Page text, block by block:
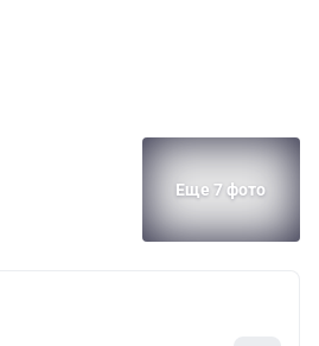
Еще 7 фото